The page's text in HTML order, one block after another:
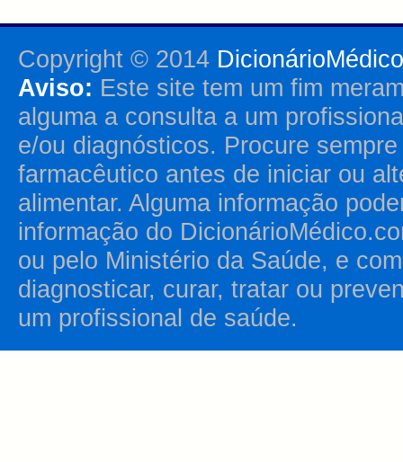
Copyright © 2014
Aviso: Este site tem um fim
alguma a consulta a um
e/ou diagnósticos. Procure
farmacêutico antes de iniciar ou
alimentar. Alguma informação
informação do
ou pelo Ministério da Saúde, e
diagnosticar, curar, tratar ou
um profissional de saúde.